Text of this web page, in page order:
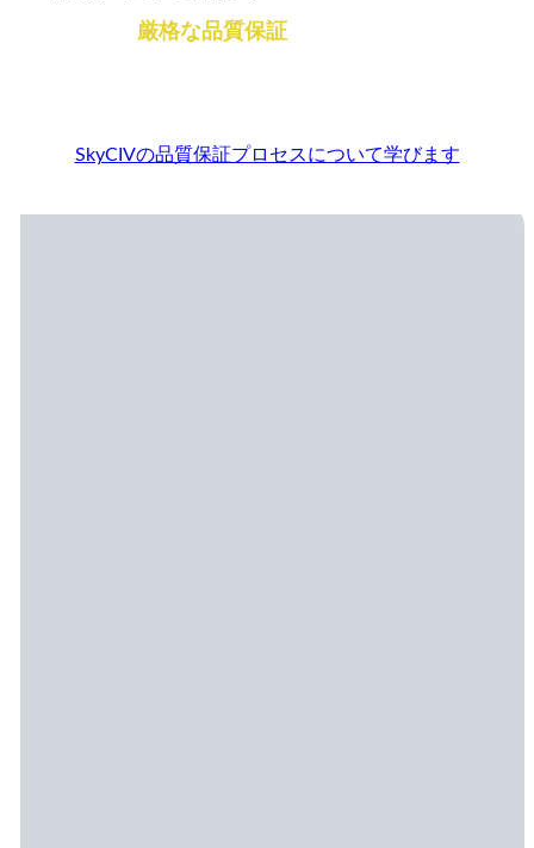
厳格な品質保証プロセスは、すべて
SkyCIVの品質保証プロセスについて学びます